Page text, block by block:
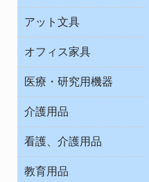
診察・診断
与薬・調剤薬局
アット文具
ＯＡ・パソコン用品
オフィス家具
オフィス作業用品
医療・研究用機器
ウエアー
チューブコネクタ素材
テープ・ラベル・紙製
デシケーター類
介護用品
介護・リハビリ
看護、介護用品
院内感染防止、空気清浄器類
教育用品